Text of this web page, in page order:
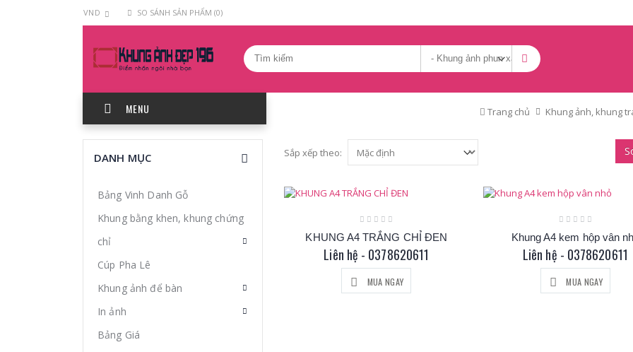
VND SO SÁNH SẢN PHẨM (0)
MENU Trang chủ Khung ảnh, khung
phun
mắt
mày
môi
Sắp xếp theo:
KHUNG A4 TRẮNG CHỈ ĐEN
Liên hệ - 0378620611
MUA NGAY
Khung A4 kem hộp vân
Liên hệ - 0378620611
MUA NGAY
DANH MỤC
Bảng Vinh Danh Gỗ
Khung bằng khen, khung chứng
chỉ
Cúp Pha Lê
Khung ảnh để bàn
In ảnh
Bảng Giá